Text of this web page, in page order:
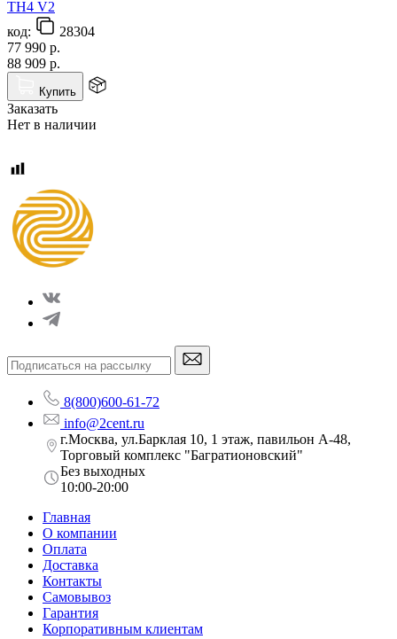
TH4 V2
код:
28304
77 990 р.
88 909 р.
Купить
Заказать
Нет в наличии
8(800)600-61-72
info@2cent.ru
г.Москва, ул.Барклая 10, 1 этаж, павильон А-48,
Торговый комплекс "Багратионовский"
Без выходных
10:00-20:00
Главная
О компании
Оплата
Доставка
Контакты
Самовывоз
Гарантия
Корпоративным клиентам